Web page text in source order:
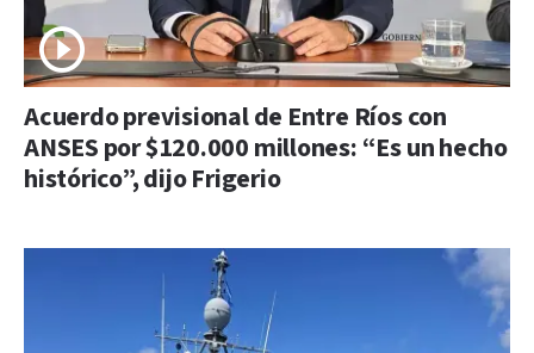
Acuerdo previsional de Entre Ríos con
ANSES por $120.000 millones: “Es un hecho
histórico”, dijo Frigerio